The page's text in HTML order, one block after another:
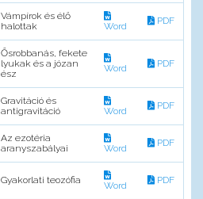
Vámpírok és élő
halottak
Word PDF
Ősrobbanás, fekete
lyukak és a józan
ész
Word PDF
Gravitáció és
antigravitáció
Word PDF
Az ezotéria
aranyszabályai
Word PDF
Gyakorlati teozófia Word PDF